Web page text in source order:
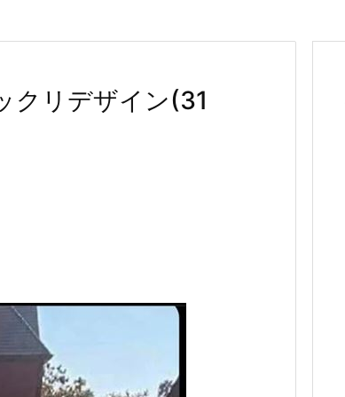
クリデザイン(31